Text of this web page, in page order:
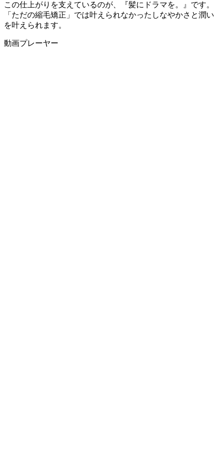
この仕上がりを支えているのが、『髪にドラマを。』です。
「ただの縮毛矯正」では叶えられなかったしなやかさと潤い
を叶えられます。
動画プレーヤー